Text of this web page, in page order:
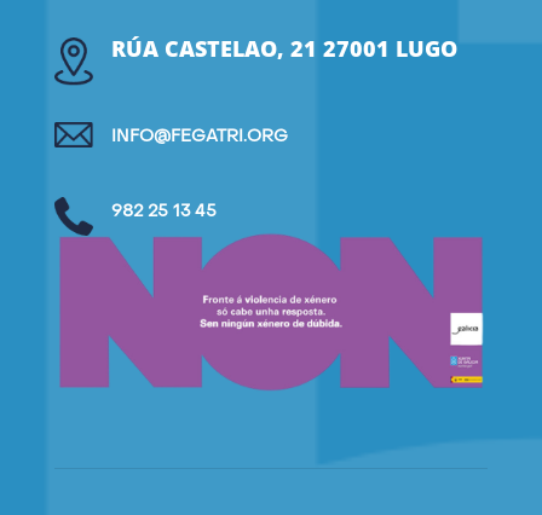
RÚA CASTELAO, 21 27001 LUGO
INFO@FEGATRI.ORG
982 25 13 45